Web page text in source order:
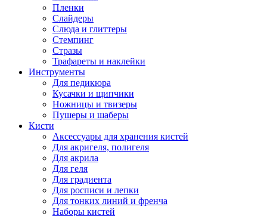
Пленки
Слайдеры
Слюда и глиттеры
Стемпинг
Стразы
Трафареты и наклейки
Инструменты
Для педикюра
Кусачки и щипчики
Ножницы и твизеры
Пушеры и шаберы
Кисти
Аксессуары для хранения кистей
Для акригеля, полигеля
Для акрила
Для геля
Для градиента
Для росписи и лепки
Для тонких линий и френча
Наборы кистей